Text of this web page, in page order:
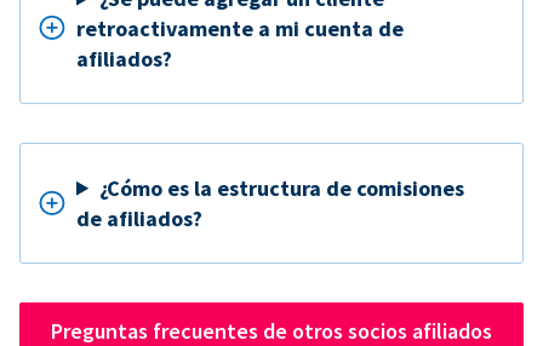
retroactivamente a mi cuenta de
afiliados?
¿Cómo es la estructura de comisiones
de afiliados?
Preguntas frecuentes de otros socios afiliados